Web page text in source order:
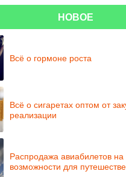
НОВОЕ
Всё о гормоне роста
Всё о сигаретах оптом от
реализации
Распродажа авиабилетов на
возможности для